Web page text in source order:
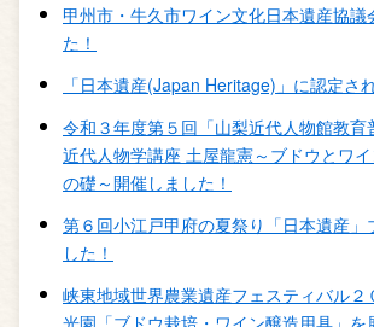
甲州市・牛久市ワイン文化日本遺産協議
た！
「日本遺産(Japan Heritage)」に認定さ
令和３年度第５回「山梨近代人物館教育
近代人物学講座 土屋龍憲～ブドウとワ
の礎～開催しました！
第６回小江戸甲府の夏祭り「日本遺産」
した！
峡東地域世界農業遺産フェスティバル２
光園「ブドウ栽培・ワイン醸造用具」を